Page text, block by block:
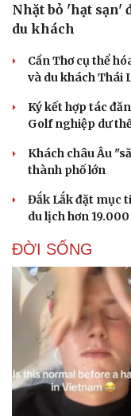
Nhặt bỏ 'hạt sạn'
du khách
Cần Thơ cụ thể
và du khách Thái
Ký kết hợp tác
Golf nghiệp dư
Khách châu Âu
thành phố lớn
Đắk Lắk đặt mục
du lịch hơn
ĐỜI SỐNG